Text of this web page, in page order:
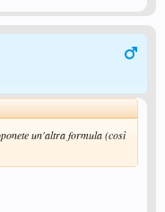
un'altra formula (così